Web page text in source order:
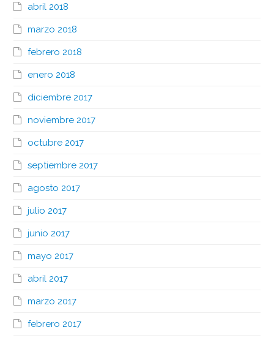
abril 2018
marzo 2018
febrero 2018
enero 2018
diciembre 2017
noviembre 2017
octubre 2017
septiembre 2017
agosto 2017
julio 2017
junio 2017
mayo 2017
abril 2017
marzo 2017
febrero 2017